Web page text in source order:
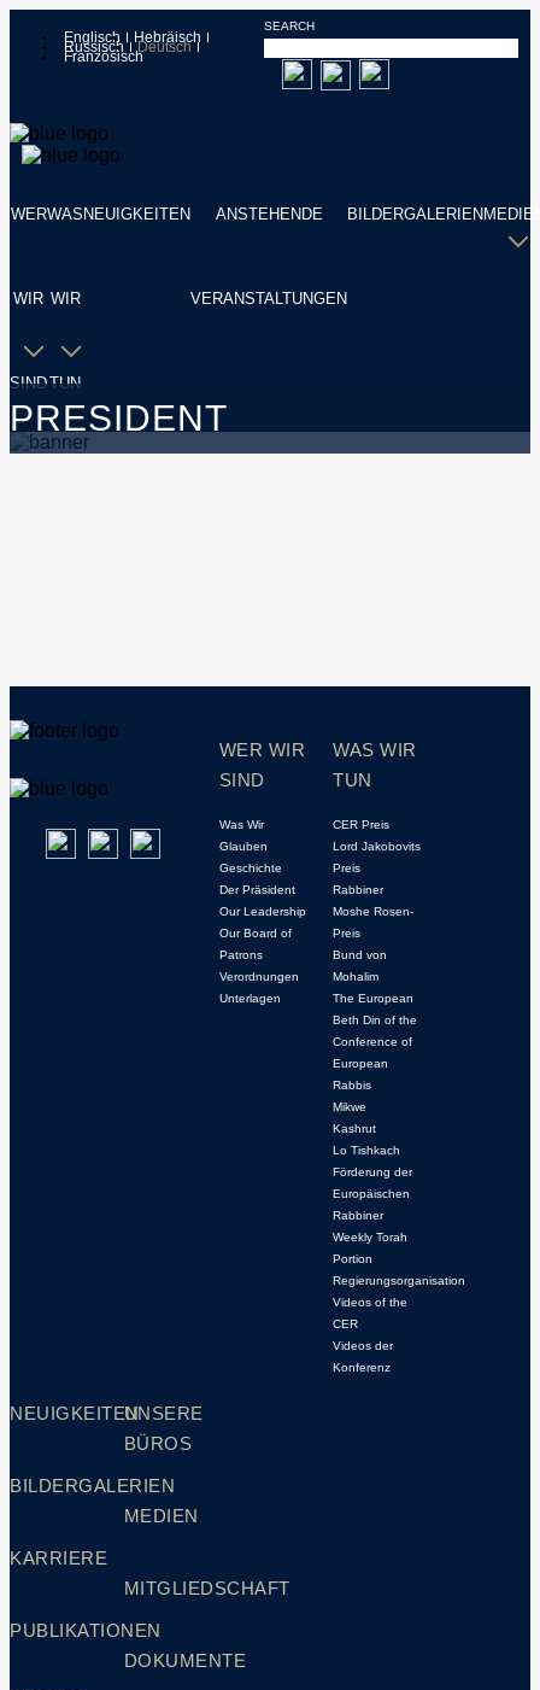
Englisch Hebräisch
Russisch Deutsch
Französisch
SEARCH
WER
WIR
SIND
WAS
WIR
TUN
NEUIGKEITEN ANSTEHENDE
VERANSTALTUNGEN
BILDERGALERIEN
PRESIDENT
WER WIR
SIND
Was Wir
Glauben
Geschichte
Der Präsident
Our Leadership
Our Board of
Patrons
Verordnungen
Unterlagen
WAS WIR
TUN
CER Preis
Lord Jakobovits
Preis
Rabbiner
Moshe Rosen-
Preis
Bund von
Mohalim
The European
Beth Din of the
Conference of
European
Rabbis
Mikwe
Kashrut
Lo Tishkach
Förderung der
Europäischen
Rabbiner
Weekly Torah
Portion
Regierungsorganisation
Videos of the
CER
Videos der
Konferenz
NEUIGKEITEN
BILDERGALERIEN
KARRIERE
PUBLIKATIONEN
UNSERE
BÜROS
MEDIEN
MITGLIEDSCHAFT
DOKUMENTE